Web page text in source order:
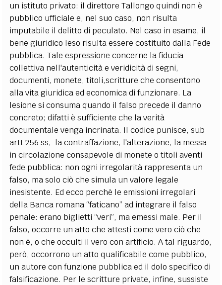
un istituto privato: il direttore Tallongo quindi non è
pubblico ufficiale e, nel suo caso, non risulta
imputabile il delitto di peculato. Nel caso in esame, il
bene giuridico leso risulta essere costituito dalla Fede
pubblica. Tale espressione concerne la fiducia
collettiva nell'autenticità e veridicità di segni,
documenti, monete, titoli,scritture che consentono
alla vita giuridica ed economica di funzionare. La
lesione si consuma quando il falso precede il danno
concreto; difatti è sufficiente che la verità
documentale venga incrinata. Il codice punisce, sub
artt 256 ss, la contraffazione, l'alterazione, la messa
in circolazione consapevole di monete o titoli aventi
fede pubblica: non ogni irregolarità rappresenta un
falso, ma solo ciò che simula un valore legale
inesistente. Ed ecco perchè le emissioni irregolari
della Banca romana “faticano” ad integrare il falso
penale: erano biglietti “veri”, ma emessi male. Per il
falso, occorre un atto che attesti come vero ciò che
non è, o che occulti il vero con artificio. A tal riguardo,
però, occorrono un atto qualificabile come pubblico,
un autore con funzione pubblica ed il dolo specifico di
falsificazione. Per le scritture private, infine, sussiste